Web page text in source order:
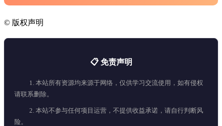
© 版权声明
📋 免责声明
1. 本站所有资源均来源于网络，仅供学习交流使用，如有侵权
请联系删除。
2. 本站不参与任何项目运营，不提供收益承诺，请自行判断风
险。